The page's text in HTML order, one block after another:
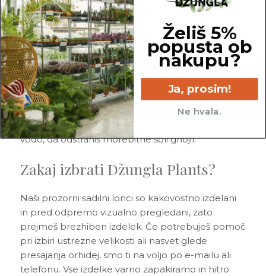
Nasveti za uporabo in presajanje
Pri presajanju izberi prozorni lonec le za eno
številko večji od prejšnjega, da rastlina ne porablja
energije za odvečen substrat. Na dno dodaj plast
grobega lubja ali glinopora za dodatno drenažo.
Po zalivanju naj se odvečna voda popolnoma
odteče; korenine naj med zalivanji delno osvetlijo,
a ne stojijo v luži. Lonček redno splakuj z mlačno
vodo, da odstraniš morebitne soli gnojil.
Zakaj izbrati Džungla Plants?
Naši prozorni sadilni lonci so kakovostno izdelani
in pred odpremo vizualno pregledani, zato
prejmeš brezhiben izdelek. Če potrebuješ pomoč
pri izbiri ustrezne velikosti ali nasvet glede
presajanja orhidej, smo ti na voljo po e-mailu ali
telefonu. Vse izdelke varno zapakiramo in hitro
Želiš 5%
popusta ob
nakupu?
Ja, prosim!
Ne hvala.